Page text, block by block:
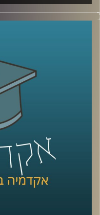
תכנית מיוחדת
ושאול שי, על
במזרח התיכון.